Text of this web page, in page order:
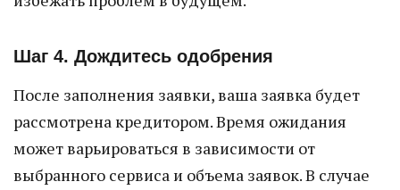
Шаг 4. Дождитесь одобрения
После заполнения заявки, ваша заявка будет
рассмотрена кредитором. Время ожидания
может варьироваться в зависимости от
выбранного сервиса и объема заявок. В случае